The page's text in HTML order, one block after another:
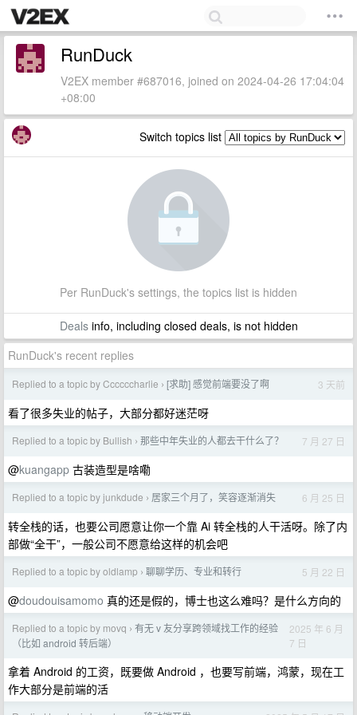
RunDuck
V2EX member #687016, joined on 2024-04-26 17:04:04
+08:00
Switch topics list
Per RunDuck's settings, the topics list is hidden
Dealsinfo, including closed deals, is not hidden
RunDuck's recent replies
Replied to a topic by Ccccccharlie › [求助] 感觉前端要没了啊 3 天前
看了很多失业的帖子，大部分都好迷茫呀
Replied to a topic by Bullish › 那些中年失业的人都去干什么了？ 7 月 27 日
@kuangapp 古装造型是啥嘞
Replied to a topic by junkdude › 居家三个月了，笑容逐渐消失 6 月 25 日
转全栈的话，也要公司愿意让你一个靠 Ai 转全栈的人干活呀。除了内
部做“全干”，一般公司不愿意给这样的机会吧
Replied to a topic by oldlamp › 聊聊学历、专业和转行 5 月 22 日
@doudouisamomo 真的还是假的，博士也这么难吗？是什么方向的
Replied to a topic by movq › 有无 v 友分享跨领域找工作的经验
（比如 android 转后端）
2025 年 6 月
7 日
拿着 Android 的工资，既要做 Android ，也要写前端，鸿蒙，现在工
作大部分是前端的活